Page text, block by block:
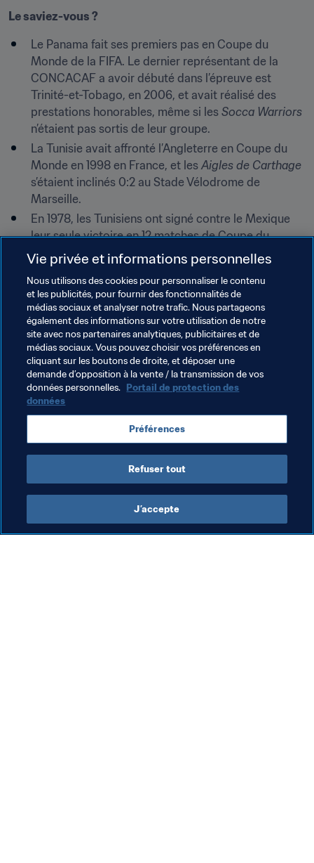
Le saviez-vous ?
Le Panama fait ses premiers pas en Coupe du
Monde de la FIFA. Le dernier représentant de la
CONCACAF a avoir débuté dans l’épreuve est
Trinité-et-Tobago, en 2006, et avait réalisé des
prestations honorables, même si les Socca Warriors
n’étaient pas sortis de leur groupe.
La Tunisie avait affronté l’Angleterre en Coupe du
Monde en 1998 en France, et les Aigles de Carthage
s’étaient inclinés 0:2 au Stade Vélodrome de
Marseille.
En 1978, les Tunisiens ont signé contre le Mexique
leur seule victoire en 12 matches de Coupe du
Monde, qui était aussi la première victoire d’une
équipe africaine sur la scène mondiale.
La stat
En 21 confrontations contre la Belgique, l’Angleterre
ne s’est inclinée qu’une seule fois, lors d’un amical en
1936. Les deux équipes se sont affrontées deux fois en
Coupe du Monde, pour un nul 4:4 en 1954, et une victoire
anglaise en 1990, grâce à David Platt dans les dernières
minutes.
Vie privée et informations personnelles
Nous utilisons des cookies pour personnaliser le contenu
et les publicités, pour fournir des fonctionnalités de
médias sociaux et analyser notre trafic. Nous partageons
également des informations sur votre utilisation de notre
site avec nos partenaires analytiques, publicitaires et de
médias sociaux. Vous pouvez choisir vos préférences en
cliquant sur les boutons de droite, et déposer une
demande d’opposition à la vente / la transmission de vos
données personnelles. Portail de protection des
données
Préférences
Refuser tout
J’accepte